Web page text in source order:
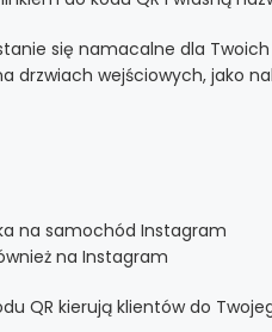
się namacalne dla Twoich
drzwiach wejściowych, jako
na samochód Instagram
na Instagram
QR kierują klientów do